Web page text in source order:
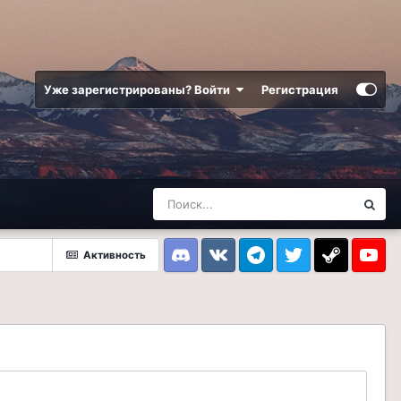
Уже зарегистрированы? Войти Регистрация
Активность
DiscordVK TelegramTwitter Steam